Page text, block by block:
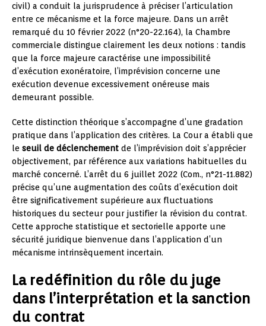
civil) a conduit la jurisprudence à préciser l’articulation
entre ce mécanisme et la force majeure. Dans un arrêt
remarqué du 10 février 2022 (n°20-22.164), la Chambre
commerciale distingue clairement les deux notions : tandis
que la force majeure caractérise une impossibilité
d’exécution exonératoire, l’imprévision concerne une
exécution devenue excessivement onéreuse mais
demeurant possible.
Cette distinction théorique s’accompagne d’une gradation
pratique dans l’application des critères. La Cour a établi que
le seuil de déclenchement de l’imprévision doit s’apprécier
objectivement, par référence aux variations habituelles du
marché concerné. L’arrêt du 6 juillet 2022 (Com., n°21-11.882)
précise qu’une augmentation des coûts d’exécution doit
être significativement supérieure aux fluctuations
historiques du secteur pour justifier la révision du contrat.
Cette approche statistique et sectorielle apporte une
sécurité juridique bienvenue dans l’application d’un
mécanisme intrinsèquement incertain.
La redéfinition du rôle du juge
dans l’interprétation et la sanction
du contrat